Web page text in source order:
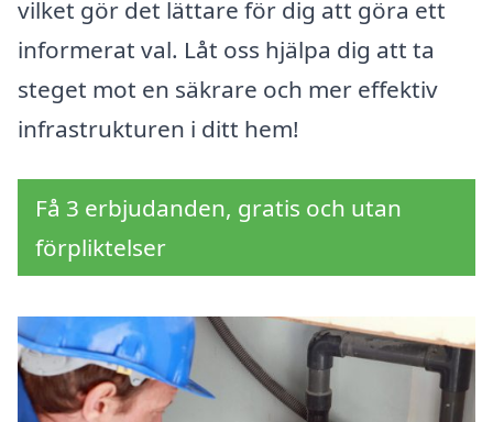
vilket gör det lättare för dig att göra ett
informerat val. Låt oss hjälpa dig att ta
steget mot en säkrare och mer effektiv
infrastrukturen i ditt hem!
Få 3 erbjudanden, gratis och utan
förpliktelser